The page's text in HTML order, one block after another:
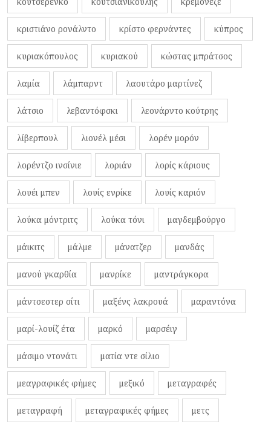
κριστιάνο ρονάλντο κρίστο φερνάντες κύπρος
κυριακόπουλος κυριακού κώστας μπράτσος
λαμία λάμπαρντ λαουτάρο μαρτίνεζ
λάτσιο λεβαντόφσκι λεονάρντο κούτρης
λίβερπουλ λιονέλ μέσι λορέν μορόν
λορέντζο ινσίνιε λοριάν λορίς κάριους
λουέι μπεν λουίς ενρίκε λουίς καριόν
λούκα μόντριτς λούκα τόνι μαγδεμβούργο
μάικιτς μάλμε μάνατζερ μανδάς
μανού γκαρθία μανρίκε μαντράγκορα
μάντσεστερ σίτι μαξένς λακρουά μαραντόνα
μαρί-λουίζ έτα μαρκό μαρσέιγ
μάσιμο ντονάτι ματία ντε σίλιο
μεαγραφικές φήμες μεξικό μεταγραφές
μεταγραφή μεταγραφικές φήμες μετς